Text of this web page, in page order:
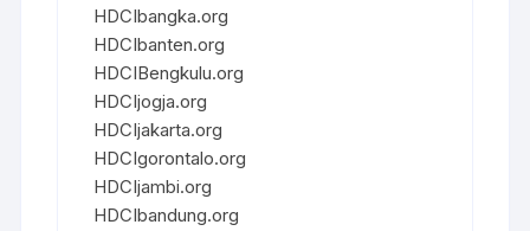
HDCIbangka.org
HDCIbanten.org
HDCIBengkulu.org
HDCIjogja.org
HDCIjakarta.org
HDCIgorontalo.org
HDCIjambi.org
HDCIbandung.org